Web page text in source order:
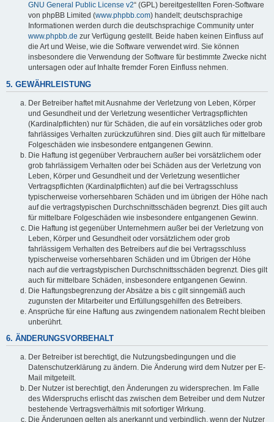
GNU General Public License v2“ (GPL) bereitgestellten Foren-Software
von phpBB Limited (www.phpbb.com) handelt; deutschsprachige
Informationen werden durch die deutschsprachige Community unter
www.phpbb.de zur Verfügung gestellt. Beide haben keinen Einfluss auf
die Art und Weise, wie die Software verwendet wird. Sie können
insbesondere die Verwendung der Software für bestimmte Zwecke nicht
untersagen oder auf Inhalte fremder Foren Einfluss nehmen.
5. GEWÄHRLEISTUNG
Der Betreiber haftet mit Ausnahme der Verletzung von Leben, Körper
und Gesundheit und der Verletzung wesentlicher Vertragspflichten
(Kardinalpflichten) nur für Schäden, die auf ein vorsätzliches oder grob
fahrlässiges Verhalten zurückzuführen sind. Dies gilt auch für mittelbare
Folgeschäden wie insbesondere entgangenen Gewinn.
Die Haftung ist gegenüber Verbrauchern außer bei vorsätzlichem oder
grob fahrlässigem Verhalten oder bei Schäden aus der Verletzung von
Leben, Körper und Gesundheit und der Verletzung wesentlicher
Vertragspflichten (Kardinalpflichten) auf die bei Vertragsschluss
typischerweise vorhersehbaren Schäden und im übrigen der Höhe nach
auf die vertragstypischen Durchschnittsschäden begrenzt. Dies gilt auch
für mittelbare Folgeschäden wie insbesondere entgangenen Gewinn.
Die Haftung ist gegenüber Unternehmern außer bei der Verletzung von
Leben, Körper und Gesundheit oder vorsätzlichem oder grob
fahrlässigem Verhalten des Betreibers auf die bei Vertragsschluss
typischerweise vorhersehbaren Schäden und im Übrigen der Höhe
nach auf die vertragstypischen Durchschnittsschäden begrenzt. Dies gilt
auch für mittelbare Schäden, insbesondere entgangenen Gewinn.
Die Haftungsbegrenzung der Absätze a bis c gilt sinngemäß auch
zugunsten der Mitarbeiter und Erfüllungsgehilfen des Betreibers.
Ansprüche für eine Haftung aus zwingendem nationalem Recht bleiben
unberührt.
6. ÄNDERUNGSVORBEHALT
Der Betreiber ist berechtigt, die Nutzungsbedingungen und die
Datenschutzerklärung zu ändern. Die Änderung wird dem Nutzer per E-
Mail mitgeteilt.
Der Nutzer ist berechtigt, den Änderungen zu widersprechen. Im Falle
des Widerspruchs erlischt das zwischen dem Betreiber und dem Nutzer
bestehende Vertragsverhältnis mit sofortiger Wirkung.
Die Änderungen gelten als anerkannt und verbindlich, wenn der Nutzer